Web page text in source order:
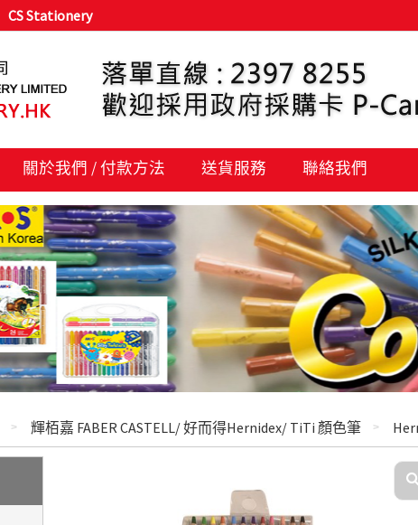
CS Stationery
關於我們 / 付款方法 送貨服務 聯絡我們
輝栢嘉 FABER CASTELL/ 好而得Hernidex/ TiTi 顏色筆